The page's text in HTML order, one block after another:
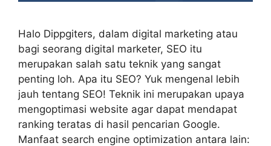
Halo Dippgiters, dalam digital marketing atau
bagi seorang digital marketer, SEO itu
merupakan salah satu teknik yang sangat
penting loh. Apa itu SEO? Yuk mengenal lebih
jauh tentang SEO! Teknik ini merupakan upaya
mengoptimasi website agar dapat mendapat
ranking teratas di hasil pencarian Google.
Manfaat search engine optimization antara lain: